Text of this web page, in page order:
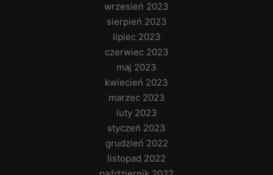
wrzesień 2023
sierpień 2023
lipiec 2023
czerwiec 2023
maj 2023
kwiecień 2023
marzec 2023
luty 2023
styczeń 2023
grudzień 2022
listopad 2022